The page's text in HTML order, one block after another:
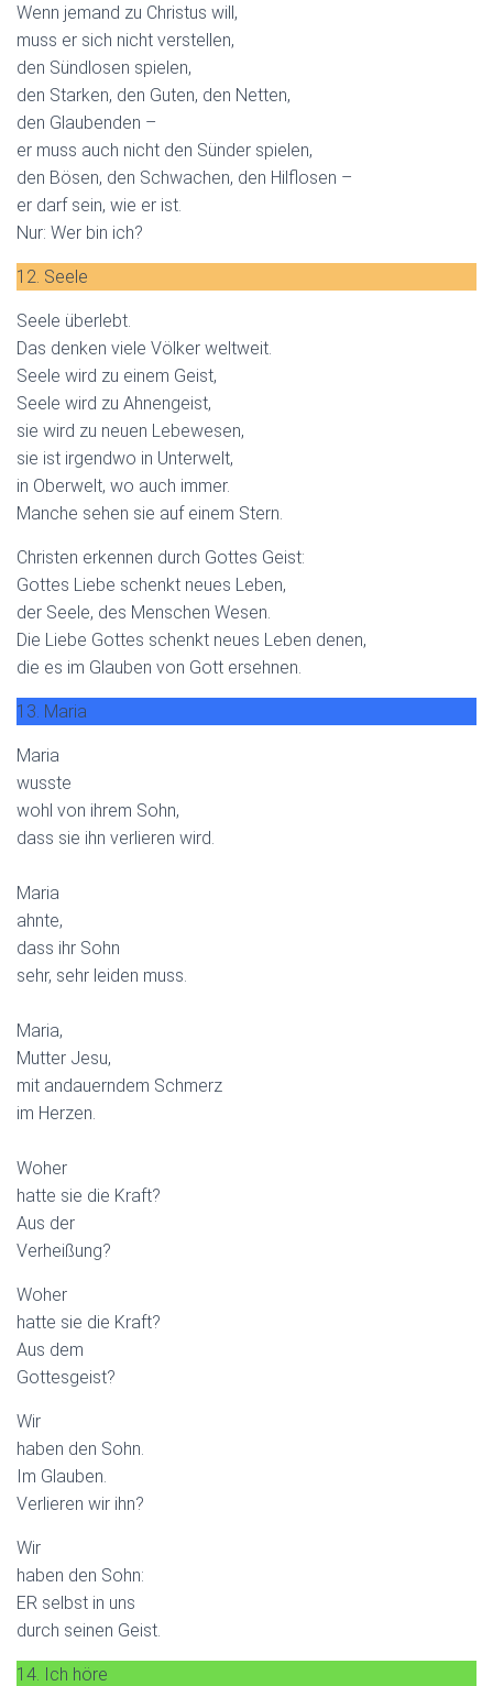
Wenn jemand zu Christus will,
muss er sich nicht verstellen,
den Sündlosen spielen,
den Starken, den Guten, den Netten,
den Glaubenden –
er muss auch nicht den Sünder spielen,
den Bösen, den Schwachen, den Hilflosen –
er darf sein, wie er ist.
Nur: Wer bin ich?
12. Seele
Seele überlebt.
Das denken viele Völker weltweit.
Seele wird zu einem Geist,
Seele wird zu Ahnengeist,
sie wird zu neuen Lebewesen,
sie ist irgendwo in Unterwelt,
in Oberwelt, wo auch immer.
Manche sehen sie auf einem Stern.
Christen erkennen durch Gottes Geist:
Gottes Liebe schenkt neues Leben,
der Seele, des Menschen Wesen.
Die Liebe Gottes schenkt neues Leben denen,
die es im Glauben von Gott ersehnen.
13. Maria
Maria
wusste
wohl von ihrem Sohn,
dass sie ihn verlieren wird.
Maria
ahnte,
dass ihr Sohn
sehr, sehr leiden muss.
Maria,
Mutter Jesu,
mit andauerndem Schmerz
im Herzen.
Woher
hatte sie die Kraft?
Aus der
Verheißung?
Woher
hatte sie die Kraft?
Aus dem
Gottesgeist?
Wir
haben den Sohn.
Im Glauben.
Verlieren wir ihn?
Wir
haben den Sohn:
ER selbst in uns
durch seinen Geist.
14. Ich höre